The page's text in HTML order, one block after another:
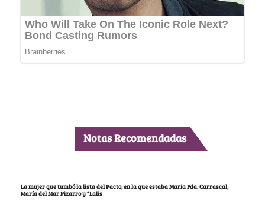
Notas Recomendadas
La mujer que tumbó la lista del Pacto, en la que estaba María Fda. Carrascal,
María del Mar Pizarro y “Lalis